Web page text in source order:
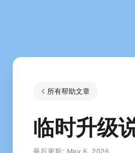
所有帮助文章
临时升级